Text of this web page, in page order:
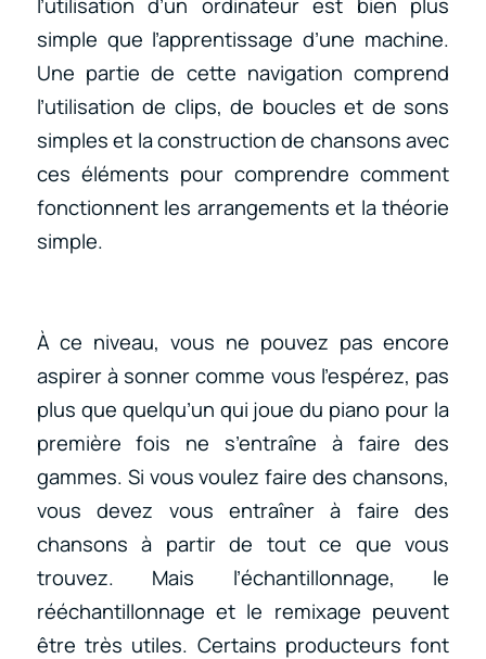
simple que l’apprentissage d’une machine.
Une partie de cette navigation comprend
l’utilisation de clips, de boucles et de sons
simples et la construction de chansons avec
ces éléments pour comprendre comment
fonctionnent les arrangements et la théorie
simple.
À ce niveau, vous ne pouvez pas encore
aspirer à sonner comme vous l’espérez, pas
plus que quelqu’un qui joue du piano pour la
première fois ne s’entraîne à faire des
gammes. Si vous voulez faire des chansons,
vous devez vous entraîner à faire des
chansons à partir de tout ce que vous
trouvez. Mais l’échantillonnage, le
rééchantillonnage et le remixage peuvent
être très utiles. Certains producteurs font